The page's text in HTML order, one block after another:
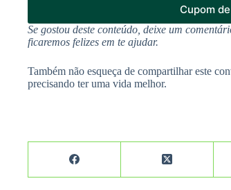
Cupom
Se gostou deste conteúdo, deixe um
ficaremos felizes em te ajudar.
Também não esqueça de compartilhar este
precisando ter uma vida melhor.